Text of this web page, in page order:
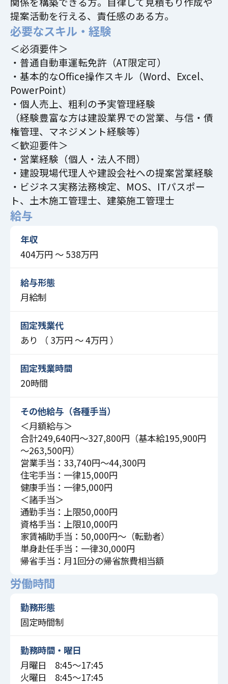
提案活動を行える、責任感のある方。
必要なスキル・経験
＜必須要件＞
・普通自動車運転免許（AT限定可）
・基本的なOffice操作スキル（Word、Excel、
PowerPoint）
・個人売上、粗利の予実管理経験
（経験豊富な方は建設業界での営業、与信・債
権管理、マネジメント経験等）
＜歓迎要件＞
・営業経験（個人・法人不問）
・建設現場代理人や建設会社への提案営業経験
・ビジネス実務法務検定、MOS、ITパスポー
ト、土木施工管理士、建築施工管理士
給与
年収
404万円 〜 538万円
給与形態
月給制
固定残業代
あり （ 3万円 〜 4万円 ）
固定残業時間
20時間
その他給与（各種手当）
＜月額給与＞
合計249,640円～327,800円（基本給195,900円
～263,500円）
営業手当：33,740円～44,300円
住宅手当：一律15,000円
健康手当：一律5,000円
＜諸手当＞
通勤手当：上限50,000円
資格手当：上限10,000円
家賃補助手当：50,000円～（転勤者）
単身赴任手当：一律30,000円
帰省手当：月1回分の帰省旅費相当額
労働時間
勤務形態
固定時間制
勤務時間・曜日
月曜日 8:45〜17:45
火曜日 8:45〜17:45